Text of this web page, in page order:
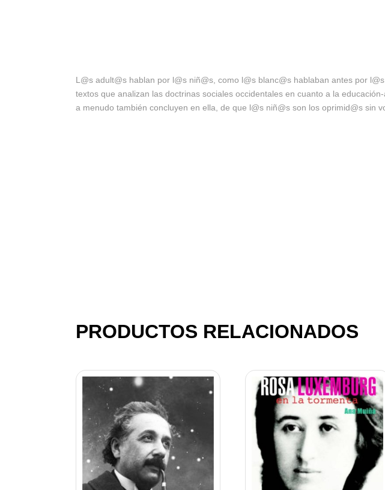
L@s adult@s hablan por l@s niñ@s, como l@s blanc@s hablaban antes por
textos que analizan las doctrinas sociales occidentales en cuanto a la
a menudo también concluyen en ella, de que l@s niñ@s son los oprimid@s sin
PRODUCTOS RELACIONADOS